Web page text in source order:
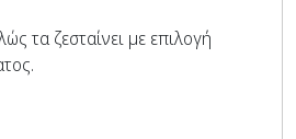
τα ζεσταίνει με επιλογή